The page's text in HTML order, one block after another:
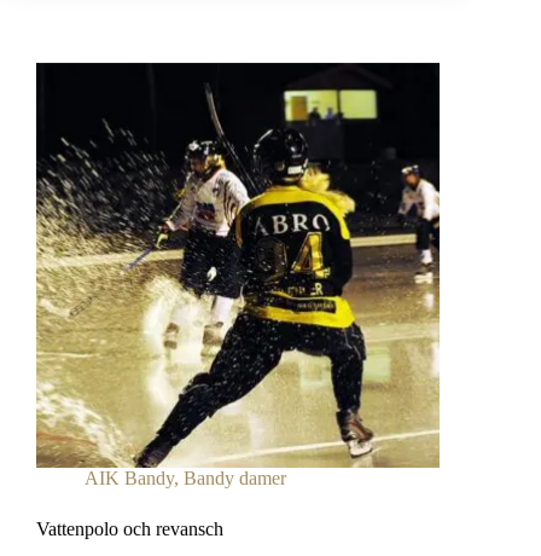
AIK Bandy, Bandy damer
Vattenpolo och revansch